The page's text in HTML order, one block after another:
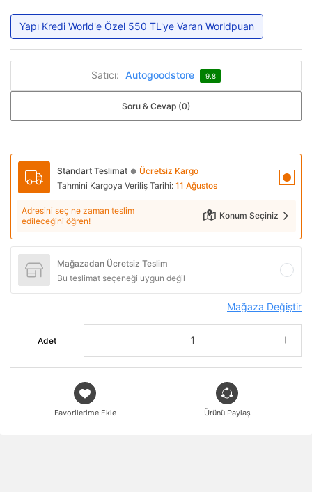
Yapı Kredi World'e Özel 550 TL'ye Varan Worldpuan
Satıcı: Autogoodstore 9.8
Soru & Cevap (0)
Standart Teslimat ● Ücretsiz Kargo
Tahmini Kargoya Veriliş Tarihi: 11 Ağustos
Adresini seç ne zaman teslim
edileceğini öğren!
Konum Seçiniz
Mağazadan Ücretsiz Teslim
Bu teslimat seçeneği uygun değil
Mağaza Değiştir
Adet
Favorilerime Ekle Ürünü Paylaş